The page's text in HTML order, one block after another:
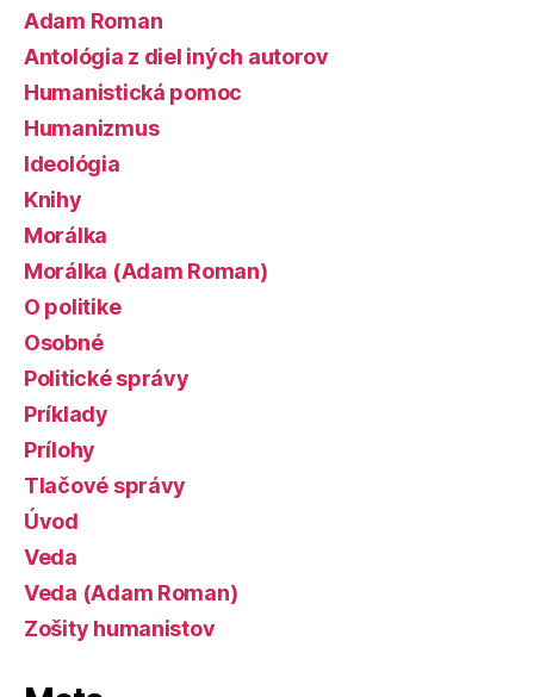
Adam Roman
Antológia z diel iných autorov
Humanistická pomoc
Humanizmus
Ideológia
Knihy
Morálka
Morálka (Adam Roman)
O politike
Osobné
Politické správy
Príklady
Prílohy
Tlačové správy
Úvod
Veda
Veda (Adam Roman)
Zošity humanistov